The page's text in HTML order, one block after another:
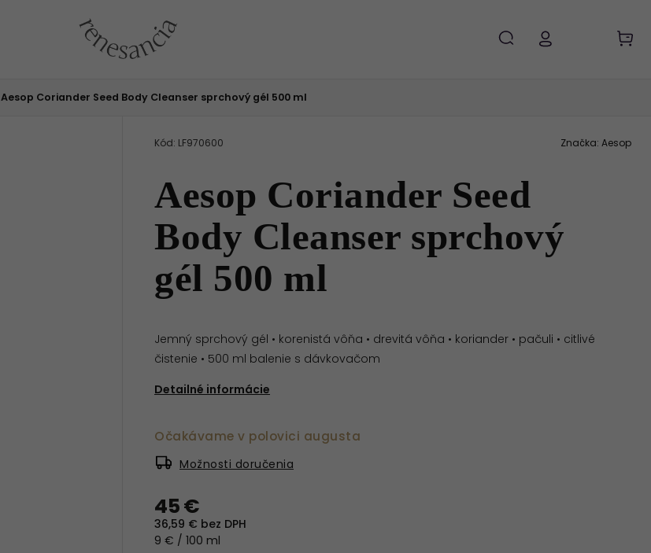
Aesop Coriander Seed Body Cleanser sprchový gél 500 ml
Aesop Coriander Seed
Body Cleanser sprchový
gél 500 ml
Kód: LF970600
Jemný sprchový gél • korenistá vôňa • drevitá vôňa • koriander • pačuli • citlivé
čistenie • 500 ml balenie s dávkovačom
Detailné informácie
Značka: Aesop
45 €
36,59 € bez DPH
9 € / 100 ml
Očakávame v polovici augusta
Možnosti doručenia